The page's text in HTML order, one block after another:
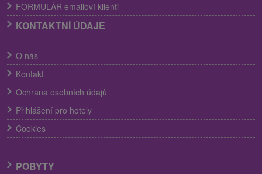
FORMULÁR emailoví klienti
KONTAKTNÍ ÚDAJE
O nás
Kontakt
Ochrana osobních údajů
Přihlášení pro hotely
Cookies
POBYTY